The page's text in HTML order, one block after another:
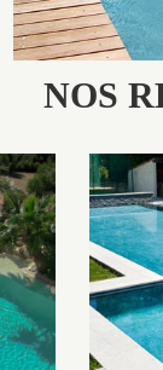
NOS